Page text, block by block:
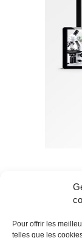
Pour offrir les
telles que les